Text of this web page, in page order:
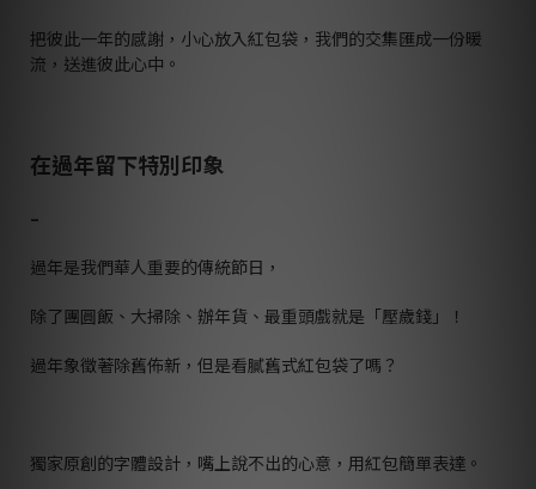
把彼此一年的感謝，小心放入紅包袋，我們的交集匯成一份暖
流，送進彼此心中。
在過年留下特別印象
–
過年是我們華人重要的傳統節日，
除了團圓飯、大掃除、辦年貨、最重頭戲就是「壓歲錢」！
過年象徵著除舊佈新，但是看膩舊式紅包袋了嗎？
獨家原創的字體設計，嘴上說不出的心意，用紅包簡單表達。